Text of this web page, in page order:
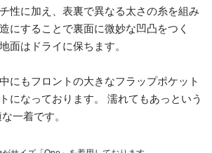
性に加え、表裏で異なる太さの糸を組み
にすることで裏面に微妙な凹凸をつく
面はドライに保ちます。
にもフロントの大きなフラップポケット
になっております。 濡れてもあっという
一着です。